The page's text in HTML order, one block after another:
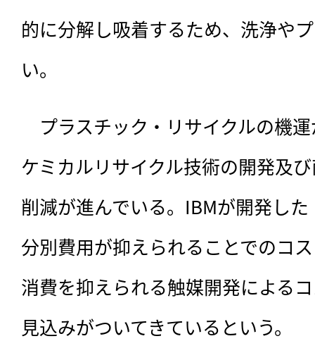
的に分解し吸着するため、洗浄や
い。
プラスチック・リサイクルの機
ケミカルリサイクル技術の開発及
削減が進んでいる。IBMが開発し
分別費用が抑えられることでのコ
消費を抑えられる触媒開発による
見込みがついてきているという。